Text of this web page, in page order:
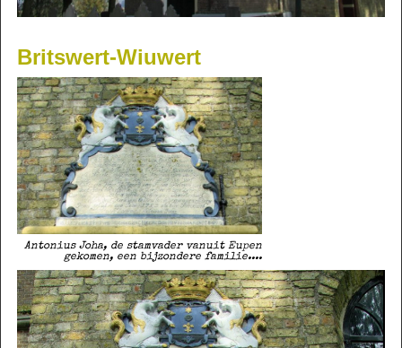
Britswert-Wiuwert
Antonius Joha, de stamvader vanuit Eupen
gekomen, een bijzondere familie....